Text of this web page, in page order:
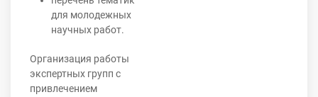
для молодежных
научных работ.
Организация работы
экспертных групп с
привлечением